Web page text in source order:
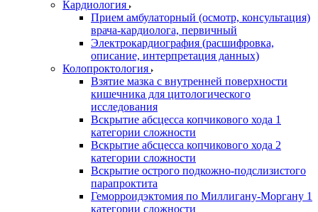
Кардиология
Прием амбулаторный (осмотр, консультация)
врача-кардиолога, первичный
Электрокардиография (расшифровка,
описание, интерпретация данных)
Колопроктология
Взятие мазка с внутренней поверхности
кишечника для цитологического
исследования
Вскрытие абсцесса копчикового хода 1
категории сложности
Вскрытие абсцесса копчикового хода 2
категории сложности
Вскрытие острого подкожно-подслизистого
парапроктита
Геморроидэктомия по Миллигану-Моргану 1
категории сложности